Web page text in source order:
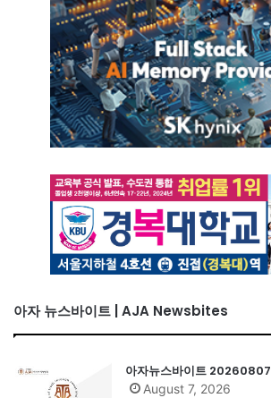
아자 뉴스바이트 | AJA Newsbites
아자뉴스바이트 20260807
August 7, 2026